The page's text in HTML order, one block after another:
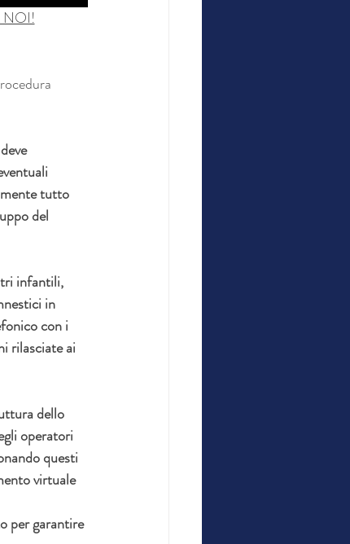
tutto
del
infantili,
in
con i
rilasciate ai
dello
operatori
questi
virtuale
per garantire